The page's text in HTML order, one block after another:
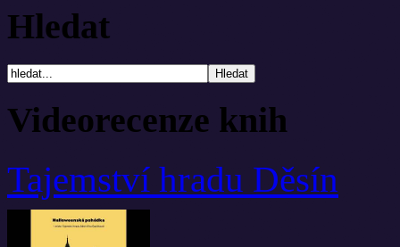
Hledat
Videorecenze knih
Tajemství hradu Děsín